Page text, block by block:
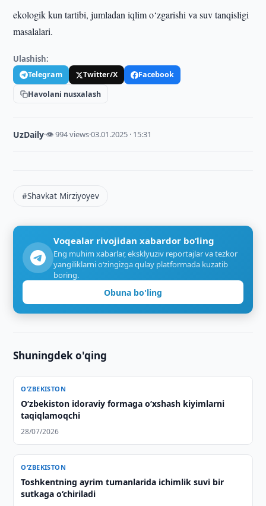
ekologik kun tartibi, jumladan iqlim o‘zgarishi va suv tanqisligi
masalalari.
Ulashish:
Telegram Twitter/X
Facebook
Havolani nusxalash
UzDaily·👁 994 views·03.01.2025 · 15:31
#Shavkat Mirziyoyev
Voqealar rivojidan xabardor bo‘ling
Eng muhim xabarlar, eksklyuziv reportajlar va tezkor
yangiliklarni o‘zingizga qulay platformada kuzatib
boring.
Obuna bo'ling
Shuningdek o'qing
O‘ZBEKISTON
Oʻzbekiston idoraviy formaga oʻxshash kiyimlarni
taqiqlamoqchi
28/07/2026
O‘ZBEKISTON
Toshkentning ayrim tumanlarida ichimlik suvi bir
sutkaga o‘chiriladi